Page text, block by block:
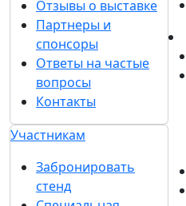
Отзывы о выставке
Партнеры и
спонсоры
Ответы на частые
вопросы
Контакты
Участникам
Забронировать
стенд